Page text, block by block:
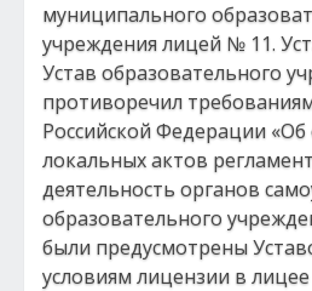
муниципального
учреждения лицей № 11.
Устав образовательного
противоречил
Российской Федерации
локальных актов
деятельность органов
образовательного
были предусмотрены
условиям лицензии в